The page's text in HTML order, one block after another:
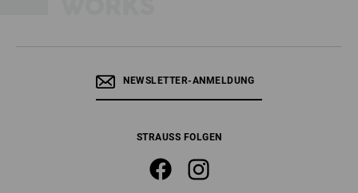
NEWSLETTER-ANMELDUNG
STRAUSS FOLGEN